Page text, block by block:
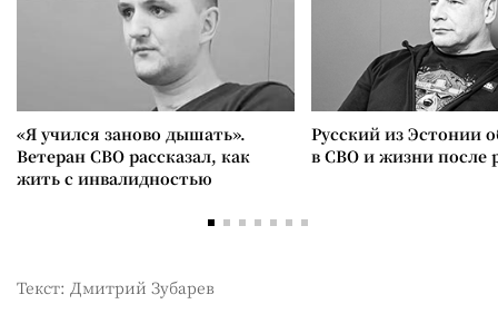
«Я учился заново дышать».
Ветеран СВО рассказал, как
жить с инвалидностью
Русский из Эстонии
в СВО и жизни после
Текст: Дмитрий Зубарев